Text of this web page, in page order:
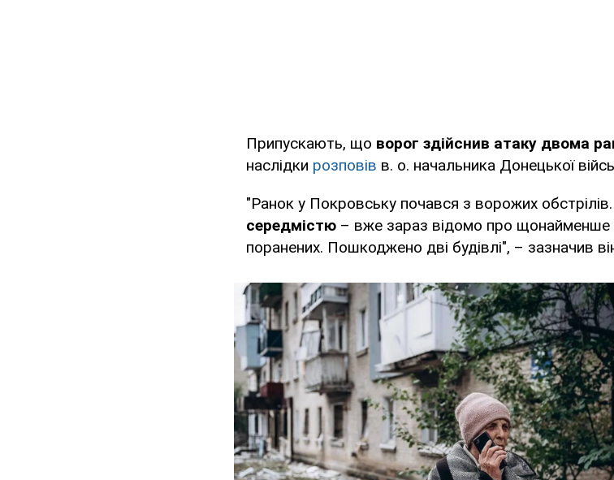
Припускають, що ворог здійснив атаку двома
наслідки розповів в. о. начальника Донецької
"Ранок у Покровську почався з ворожих обстрілів.
середмістю – вже зараз відомо про щонайменше
поранених. Пошкоджено дві будівлі", – зазначив